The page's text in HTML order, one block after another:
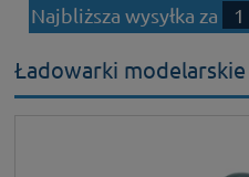
Najbliższa wysyłka za 1
Ładowarki modelarskie